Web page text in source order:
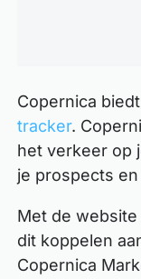
Copernica
tracker.
het verkeer op
je prospects
Met de
dit koppelen
Copernica